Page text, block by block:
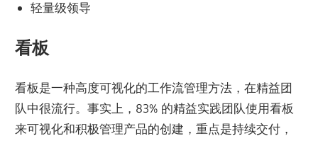
轻量级领导
看板
看板是一种高度可视化的工作流管理方法，在精益团
队中很流行。事实上，83% 的精益实践团队使用看板
来可视化和积极管理产品的创建，重点是持续交付，